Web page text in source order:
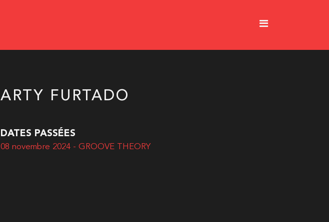
ARTY FURTADO
DATES PASSÉES
08 novembre 2024 - GROOVE THEORY